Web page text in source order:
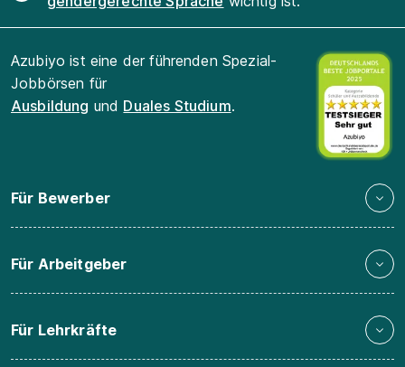
Azubiyo ist eine der führenden Spezial-
Jobbörsen für
Ausbildung und Duales Studium.
Für Bewerber
Für Arbeitgeber
Für Lehrkräfte